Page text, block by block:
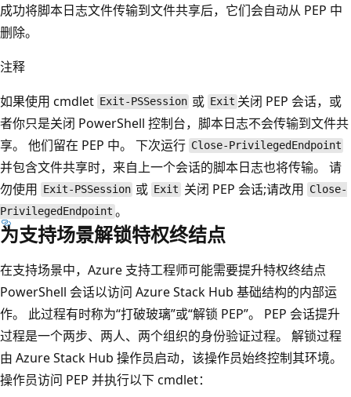
成功将脚本日志文件传输到文件共享后，它们会自动从 PEP 中
删除。
注释
如果使用 cmdlet Exit-PSSession 或 Exit 关闭 PEP 会话，或
者你只是关闭 PowerShell 控制台，脚本日志不会传输到文件共
享。 他们留在 PEP 中。 下次运行 Close-PrivilegedEndpoint
并包含文件共享时，来自上一个会话的脚本日志也将传输。 请
勿使用 Exit-PSSession 或 Exit 关闭 PEP 会话;请改用 Close-
PrivilegedEndpoint 。
为支持场景解锁特权终结点
在支持场景中，Azure 支持工程师可能需要提升特权终结点
PowerShell 会话以访问 Azure Stack Hub 基础结构的内部运
作。 此过程有时称为“打破玻璃”或“解锁 PEP”。 PEP 会话提升
过程是一个两步、两人、两个组织的身份验证过程。 解锁过程
由 Azure Stack Hub 操作员启动，该操作员始终控制其环境。
操作员访问 PEP 并执行以下 cmdlet：